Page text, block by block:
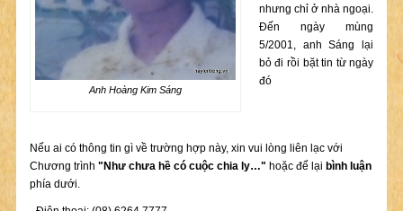
Anh Hoàng Kim Sáng
nhưng chỉ ở nhà ngoại.
Đến ngày mùng
5/2001, anh Sáng lại
bỏ đi rồi bặt tin từ ngày
đó
Nếu ai có thông tin gì về trường hợp này, xin vui lòng liên lạc với
Chương trình "Như chưa hề có cuộc chia ly…" hoặc để lại bình luận
phía dưới.